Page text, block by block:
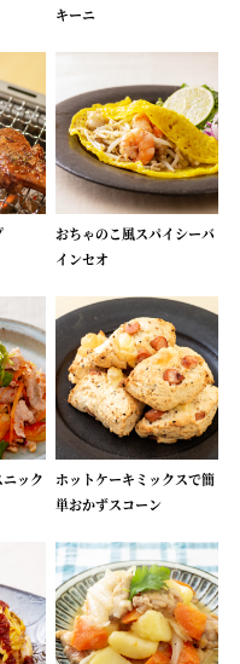
キーニ
おちゃのこ風スパイシーバ
インセオ
ック
ホットケーキミックスで簡
単おかずスコーン